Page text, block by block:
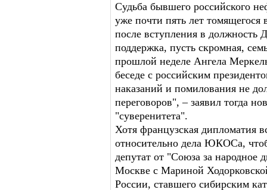
Судьба бывшего российского
уже почти пять лет
после вступления в должность
поддержка, пусть скромная,
прошлой неделе Ангела
беседе с российским
наказаний и помилования не
переговоров", – заявил тогда
"суверенитета".
Хотя французская дипломатия
относительно дела ЮКОСа,
депутат от "Союза за народное
Москве с Мариной
России, ставшего сибирским